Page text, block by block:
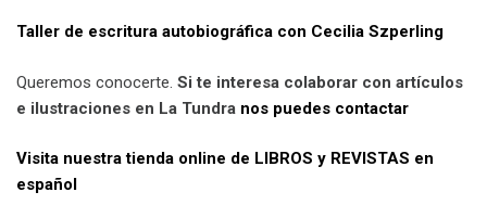
Taller de escritura autobiográfica con Cecilia Szperling
Queremos conocerte. Si te interesa colaborar con artículos
e ilustraciones en La Tundra nos puedes contactar
Visita nuestra tienda online de LIBROS y REVISTAS en
español